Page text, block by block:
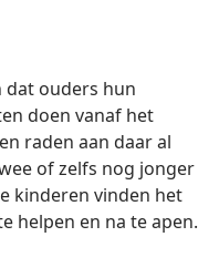
dat ouders hun
doen vanaf het
raden aan daar al
of zelfs nog jonger
kinderen vinden het
helpen en na te apen.